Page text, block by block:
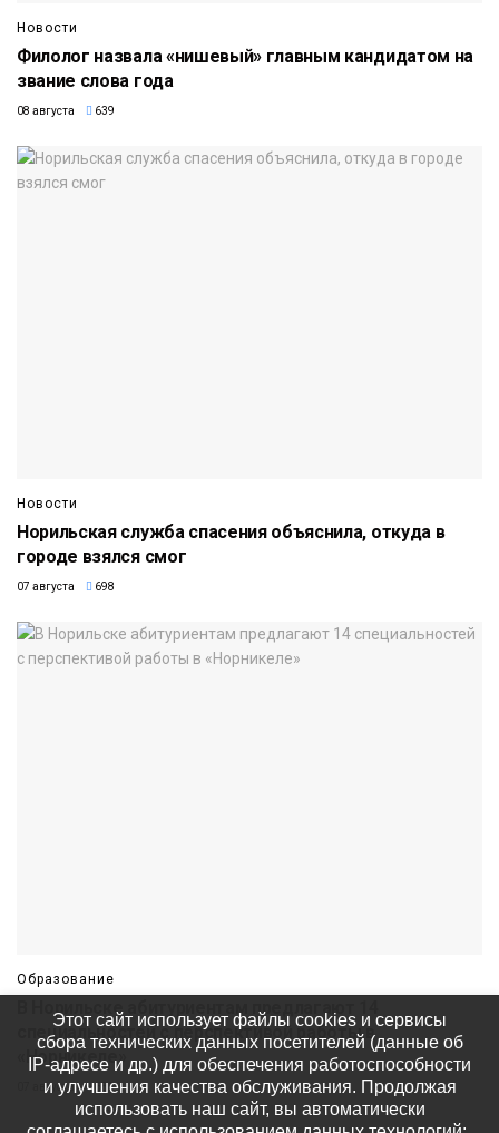
Новости
Филолог назвала «нишевый» главным кандидатом на
звание слова года
08 августа 639
Новости
Норильская служба спасения объяснила, откуда в
городе взялся смог
07 августа 698
Образование
В Норильске абитуриентам предлагают 14
специальностей с перспективой работы в
«Норникеле»
07 августа 683
Этот сайт использует файлы cookies и сервисы
сбора технических данных посетителей (данные об
IP-адресе и др.) для обеспечения работоспособности
и улучшения качества обслуживания. Продолжая
использовать наш сайт, вы автоматически